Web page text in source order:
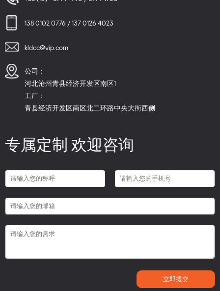
138 0102 0776 / 137 0126 4023
kldcc@vip.com
公司：
河北沧州青县经济开发区南区1
工厂：
青县经济开发区南区北二环路中央大街西侧
专属定制 欢迎咨询